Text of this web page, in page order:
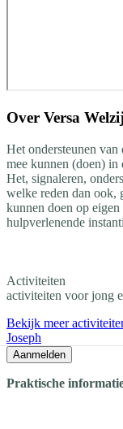
Over Versa
Het ondersteunen van
mee kunnen (doen) in
Het, signaleren,
welke reden dan ook,
kunnen doen op
hulpverlenende
Activiteiten
activiteiten voor jong
Bekijk meer
Joseph
Aanmelden
Praktische